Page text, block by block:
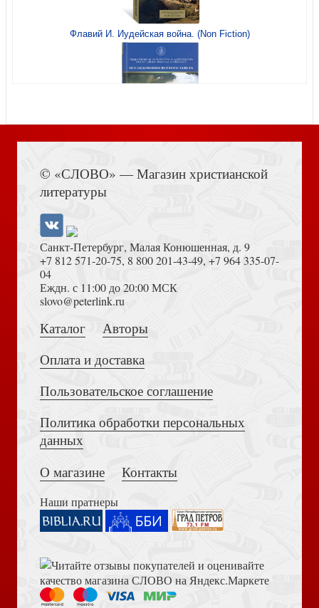
Путешествие по Ливану
Бог. Какой Он?
Церковь — Университету. Христианская миссия в
пространстве Университета
Флавий И. Иудейская война. (Non Fiction)
Толкование на Апокалипсис (Тихоний Африканский)
Достоевский Ф.М. Сила и правда России (2024)
© «СЛОВО» — Магазин христианской
литературы
Санкт-Петербург, Малая Конюшенная, д. 9
+7 812 571-20-75, 8 800 201-43-49, +7 964 335-07-
04
Еждн. с 11:00 до 20:00 МСК
slovo@peterlink.ru
Каталог
Авторы
Оплата и доставка
Пользовательское соглашение
Политика обработки персональных
данных
О магазине
Контакты
Наши пратнеры